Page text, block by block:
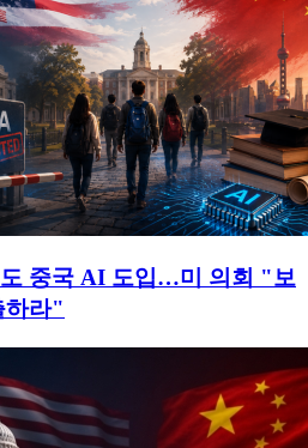
중국 AI 도입…미 의회 "보
하라"